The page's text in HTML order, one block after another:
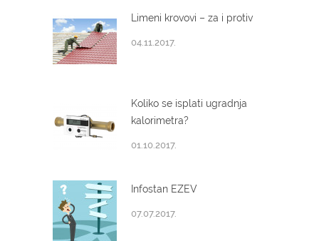
Limeni krovovi – za i protiv
04.11.2017.
Koliko se isplati ugradnja
kalorimetra?
01.10.2017.
Infostan EZEV
07.07.2017.